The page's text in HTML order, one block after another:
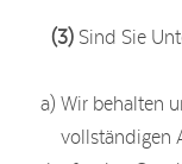
(3) Sind Sie
a) Wir behalten
vollständigen